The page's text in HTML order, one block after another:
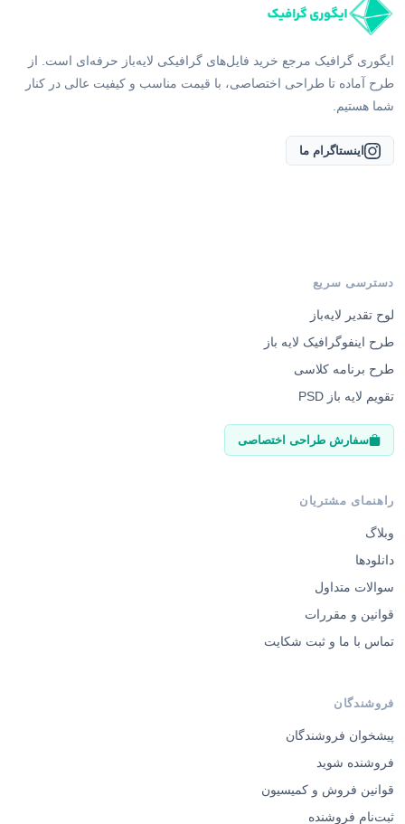
طرح آماده تا طراحی اختصاصی، با قیمت مناسب و کیفیت عالی در کنار
شما هستیم.
اینستاگرام ما
طرح اینفوگرافیک لایه باز
طرح برنامه کلاسی
تقویم لایه باز PSD
سفارش طراحی اختصاصی
دانلودها
سوالات متداول
قوانین و مقررات
تماس با ما و ثبت شکایت
فروشنده شوید
قوانین فروش و کمیسیون
ثبت‌نام فروشنده